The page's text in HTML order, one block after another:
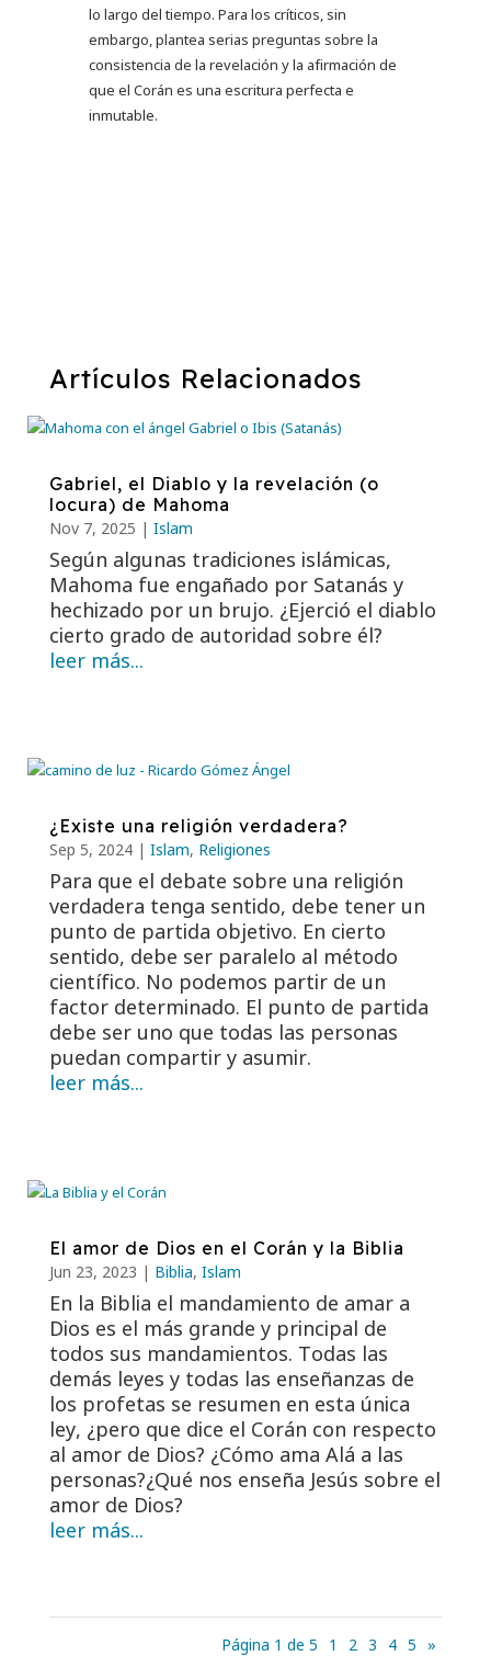
lo largo del tiempo. Para los críticos, sin
embargo, plantea serias preguntas sobre la
consistencia de la revelación y la afirmación de
que el Corán es una escritura perfecta e
inmutable.
Artículos Relacionados
Gabriel, el Diablo y la revelación (o
locura) de Mahoma
Nov 7, 2025 | Islam
Según algunas tradiciones islámicas,
Mahoma fue engañado por Satanás y
hechizado por un brujo. ¿Ejerció el diablo
cierto grado de autoridad sobre él?
leer más...
¿Existe una religión verdadera?
Sep 5, 2024| Islam, Religiones
Para que el debate sobre una religión
verdadera tenga sentido, debe tener un
punto de partida objetivo. En cierto
sentido, debe ser paralelo al método
científico. No podemos partir de un
factor determinado. El punto de partida
debe ser uno que todas las personas
puedan compartir y asumir.
leer más...
El amor de Dios en el Corán y la Biblia
Jun 23, 2023 | Biblia, Islam
En la Biblia el mandamiento de amar a
Dios es el más grande y principal de
todos sus mandamientos. Todas las
demás leyes y todas las enseñanzas de
los profetas se resumen en esta única
ley, ¿pero que dice el Corán con respecto
al amor de Dios? ¿Cómo ama Alá a las
personas?¿Qué nos enseña Jesús sobre el
amor de Dios?
leer más...
Página 1 de 5 1 2 3 4 5 »